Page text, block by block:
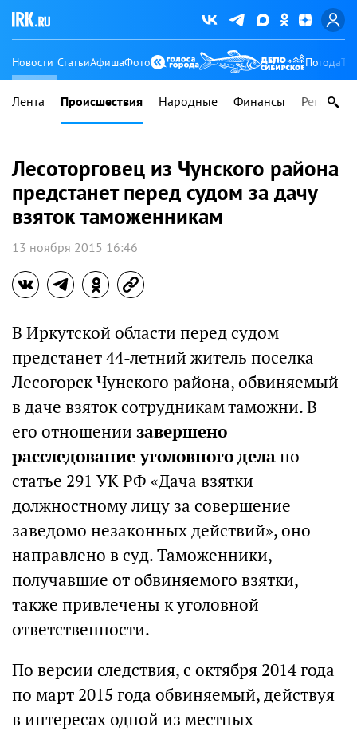
Новости СтатьиАфишаФото Погода
Лента Происшествия Народные Финансы Регионы
Лесоторговец из Чунского района
предстанет перед судом за дачу
взяток таможенникам
13 ноября 2015 16:46
В Иркутской области перед судом
предстанет 44-летний житель поселка
Лесогорск Чунского района, обвиняемый
в даче взяток сотрудникам таможни. В
его отношении завершено
расследование уголовного делапо
статье 291 УК РФ «Дача взятки
должностному лицу за совершение
заведомо незаконных действий», оно
направлено в суд. Таможенники,
получавшие от обвиняемого взятки,
также привлечены к уголовной
ответственности.
По версии следствия, с октября 2014 года
по март 2015 года обвиняемый, действуя
в интересах одной из местных